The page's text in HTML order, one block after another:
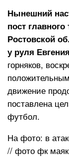
Нынешний
пост
Ростовской
у руля
горняков,
движение
поставлена
футбол.
На фото: в
// фото фк маяк